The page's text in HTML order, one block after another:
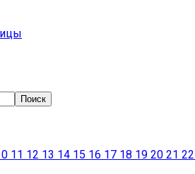
Поиск
11 12 13 14 15 16 17 18 19 20 21 22